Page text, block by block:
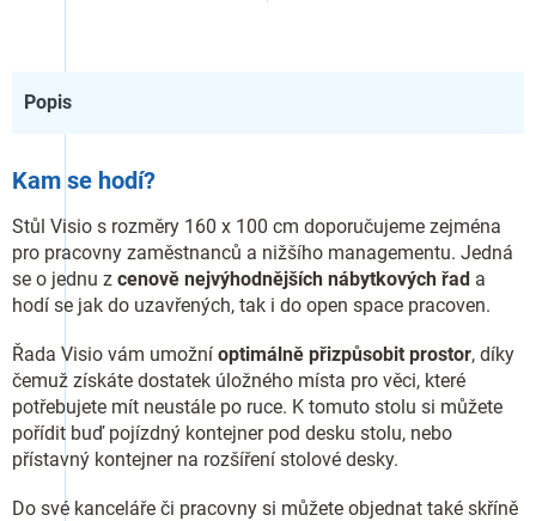
Popis
Kam se hodí?
Stůl Visio s rozměry 160 x 100 cm doporučujeme zejména
pro pracovny zaměstnanců a nižšího managementu. Jedná
se o jednu z cenově nejvýhodnějších nábytkových řad a
hodí se jak do uzavřených, tak i do open space pracoven.
Řada Visio vám umožní optimálně přizpůsobit prostor, díky
čemuž získáte dostatek úložného místa pro věci, které
potřebujete mít neustále po ruce. K tomuto stolu si můžete
pořídit buď pojízdný kontejner pod desku stolu, nebo
přístavný kontejner na rozšíření stolové desky.
Do své kanceláře či pracovny si můžete objednat také skříně